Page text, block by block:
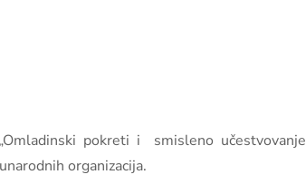
pokreti i
smisleno učestvovanje
organizacija.